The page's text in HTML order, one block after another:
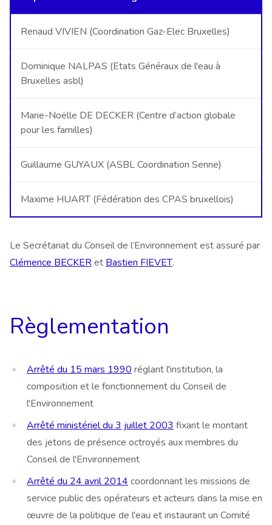
Renaud VIVIEN (Coordination Gaz-Elec Bruxelles)
Dominique NALPAS (Etats Généraux de l'eau à
Bruxelles asbl)
Marie-Noëlle DE DECKER (Centre d’action globale
pour les familles)
Guillaume GUYAUX (ASBL Coordination Senne)
Maxime HUART (Fédération des CPAS bruxellois)
Le Secrétariat du Conseil de l’Environnement est assuré par
Clémence BECKERet Bastien FIEVET.
Règlementation
Arrêté du 15 mars 1990 réglant l'institution, la
composition et le fonctionnement du Conseil de
l'Environnement
Arrêté ministériel du 3 juillet 2003 fixant le montant
des jetons de présence octroyés aux membres du
Conseil de l'Environnement
Arrêté du 24 avril 2014 coordonnant les missions de
service public des opérateurs et acteurs dans la mise en
œuvre de la politique de l'eau et instaurant un Comité